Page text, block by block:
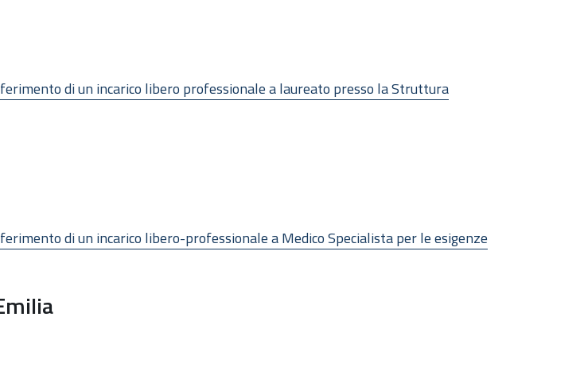
di un incarico libero professionale a laureato presso la Struttura
di un incarico libero-professionale a Medico Specialista per le esigenze